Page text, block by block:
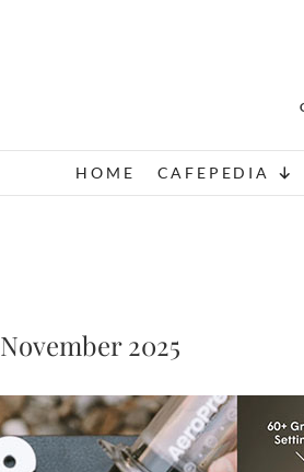
HOME CAFEPEDIA
November 2025